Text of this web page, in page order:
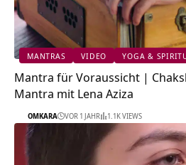
MANTRAS VIDEO YOGA &
Mantra für Voraussicht |
Mantra mit Lena Aziza
OMKARA VOR 1 JAHR 1.1K VIEWS